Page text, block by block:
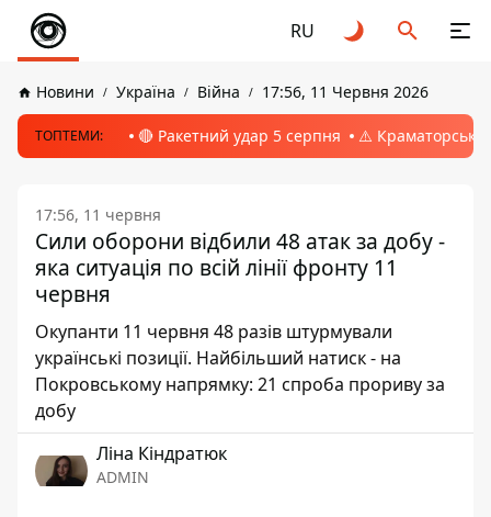
RU
Новини Україна Війна 17:56, 11 Червня 2026
ТОПТЕМИ: 🔴 Ракетний удар 5 серпня ⚠️ Краматорськ,
17:56, 11 червня
Сили оборони відбили 48 атак за добу -
яка ситуація по всій лінії фронту 11
червня
Окупанти 11 червня 48 разів штурмували
українські позиції. Найбільший натиск - на
Покровському напрямку: 21 спроба прориву за
добу
Ліна Кіндратюк
ADMIN